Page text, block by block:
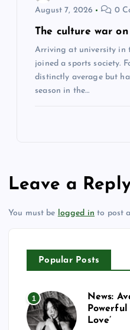
August 7, 2026
0
The culture war
Arriving at university in
joined a sports society.
distinctly average but
season in the…
Leave a
You must be logged in to post
Popular Posts
1
News:
Powerful
Love’